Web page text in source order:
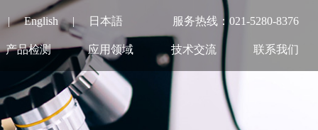
服务热线：021-5280-8376
| English | 日本語
产品检测 应用领域 技术交流 联系我们